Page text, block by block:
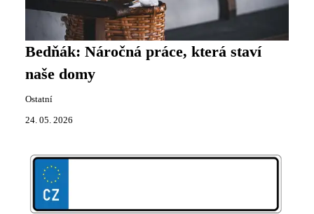
Bedňák: Náročná práce, která staví
naše domy
Ostatní
24. 05. 2026